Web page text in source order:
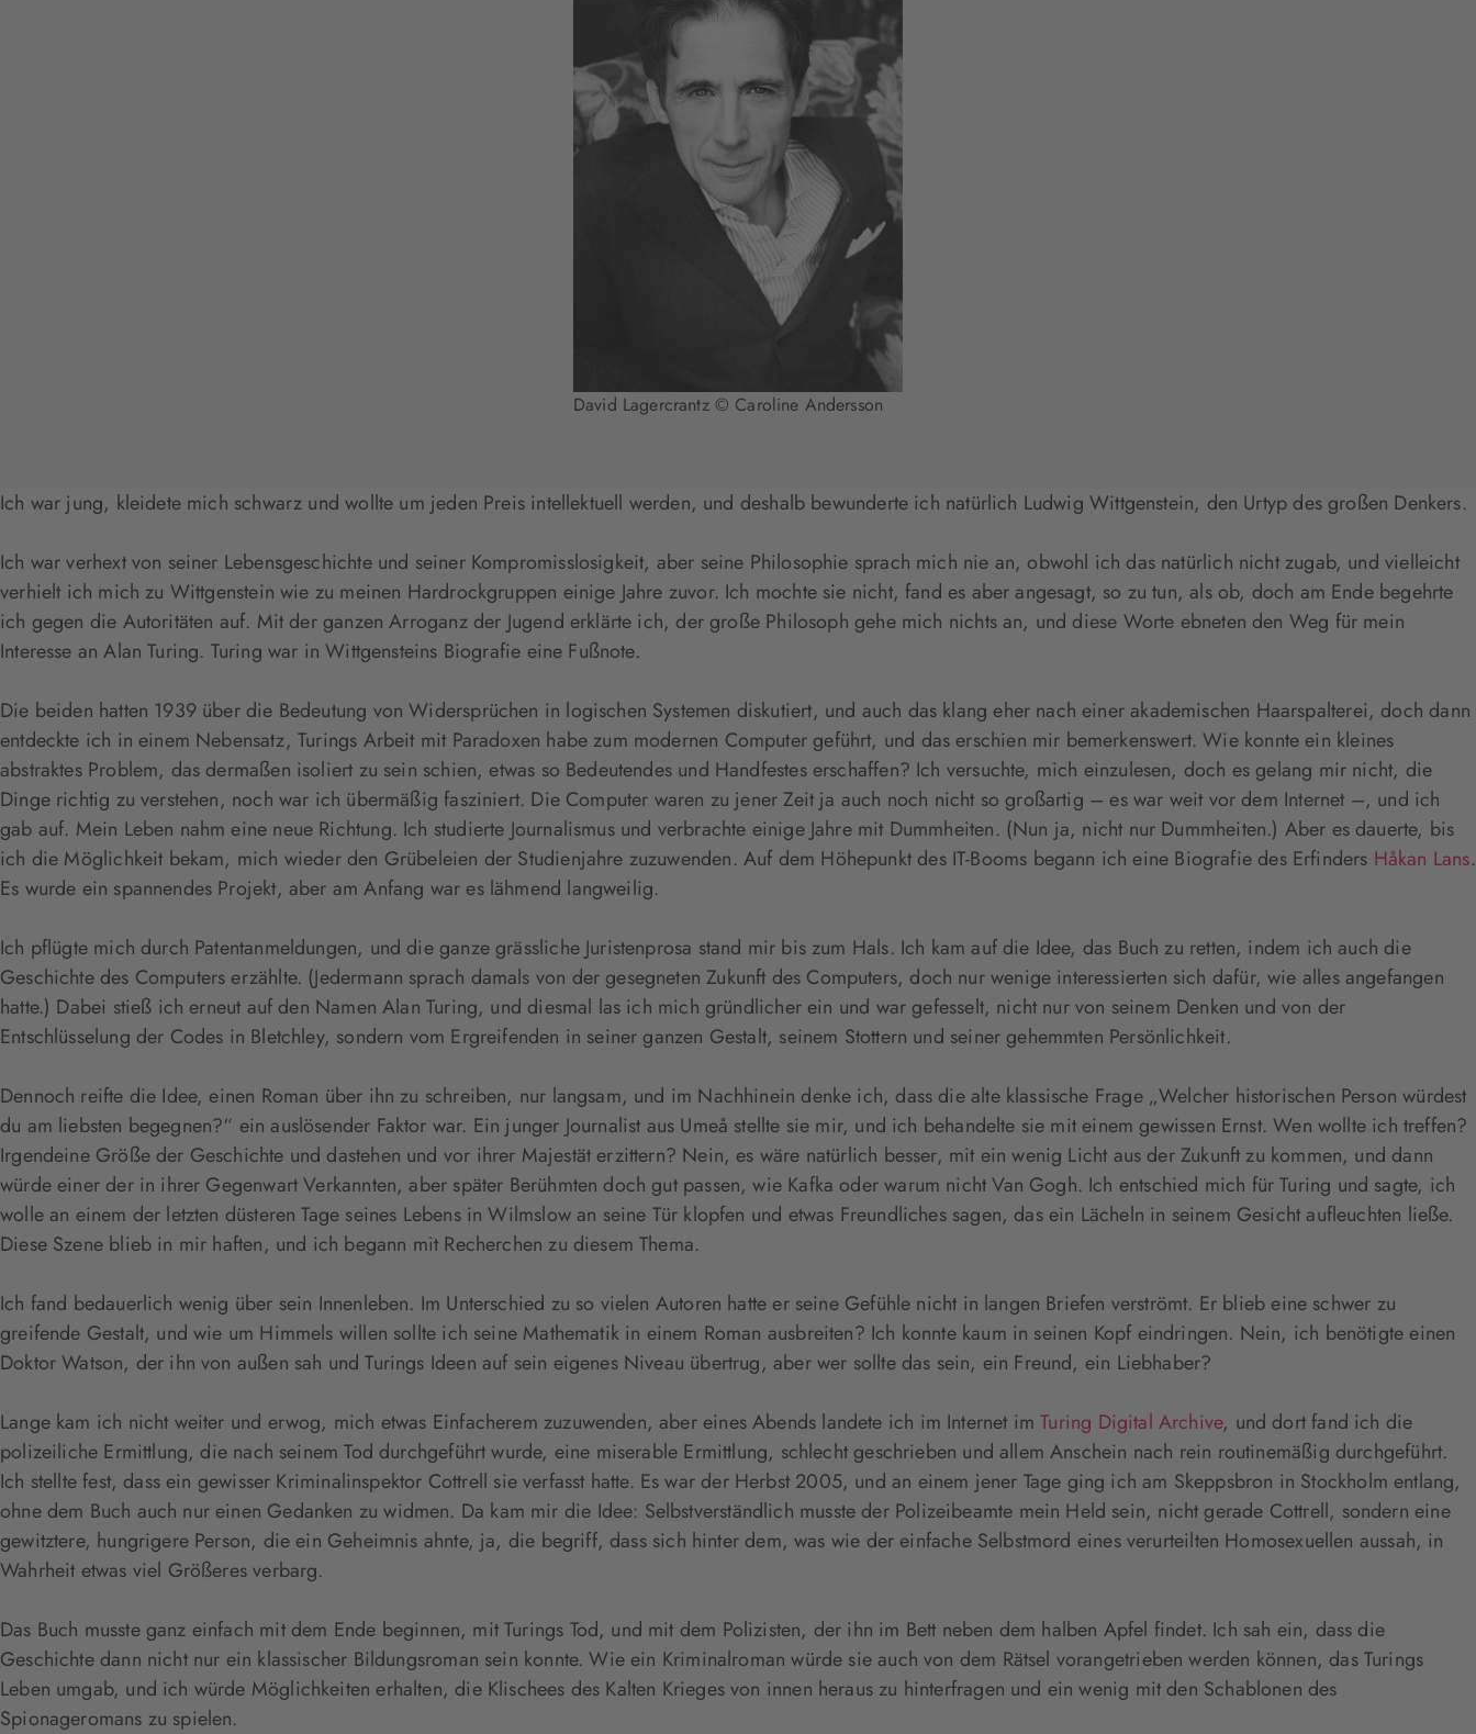
David Lagercrantz © Caroline Andersson
Ich war jung, kleidete mich schwarz und wollte um jeden Preis intellektuell werden, und deshalb bewunderte ich natürlich Ludwig Wittgenstein, den Urtyp des großen Denkers.
Ich war verhext von seiner Lebensgeschichte und seiner Kompromisslosigkeit, aber seine Philosophie sprach mich nie an, obwohl ich das natürlich nicht zugab, und vielleicht
verhielt ich mich zu Wittgenstein wie zu meinen Hardrockgruppen einige Jahre zuvor. Ich mochte sie nicht, fand es aber angesagt, so zu tun, als ob, doch am Ende begehrte
ich gegen die Autoritäten auf. Mit der ganzen Arroganz der Jugend erklärte ich, der große Philosoph gehe mich nichts an, und diese Worte ebneten den Weg für mein
Interesse an Alan Turing. Turing war in Wittgensteins Biografie eine Fußnote.
Die beiden hatten 1939 über die Bedeutung von Widersprüchen in logischen Systemen diskutiert, und auch das klang eher nach einer akademischen Haarspalterei, doch dann
entdeckte ich in einem Nebensatz, Turings Arbeit mit Paradoxen habe zum modernen Computer geführt, und das erschien mir bemerkenswert. Wie konnte ein kleines
abstraktes Problem, das dermaßen isoliert zu sein schien, etwas so Bedeutendes und Handfestes erschaffen? Ich versuchte, mich einzulesen, doch es gelang mir nicht, die
Dinge richtig zu verstehen, noch war ich übermäßig fasziniert. Die Computer waren zu jener Zeit ja auch noch nicht so großartig – es war weit vor dem Internet –, und ich
gab auf. Mein Leben nahm eine neue Richtung. Ich studierte Journalismus und verbrachte einige Jahre mit Dummheiten. (Nun ja, nicht nur Dummheiten.) Aber es dauerte, bis
ich die Möglichkeit bekam, mich wieder den Grübeleien der Studienjahre zuzuwenden. Auf dem Höhepunkt des IT-Booms begann ich eine Biografie des Erfinders Håkan Lans.
Es wurde ein spannendes Projekt, aber am Anfang war es lähmend langweilig.
Ich pflügte mich durch Patentanmeldungen, und die ganze grässliche Juristenprosa stand mir bis zum Hals. Ich kam auf die Idee, das Buch zu retten, indem ich auch die
Geschichte des Computers erzählte. (Jedermann sprach damals von der gesegneten Zukunft des Computers, doch nur wenige interessierten sich dafür, wie alles angefangen
hatte.) Dabei stieß ich erneut auf den Namen Alan Turing, und diesmal las ich mich gründlicher ein und war gefesselt, nicht nur von seinem Denken und von der
Entschlüsselung der Codes in Bletchley, sondern vom Ergreifenden in seiner ganzen Gestalt, seinem Stottern und seiner gehemmten Persönlichkeit.
Dennoch reifte die Idee, einen Roman über ihn zu schreiben, nur langsam, und im Nachhinein denke ich, dass die alte klassische Frage „Welcher historischen Person würdest
du am liebsten begegnen?“ ein auslösender Faktor war. Ein junger Journalist aus Umeå stellte sie mir, und ich behandelte sie mit einem gewissen Ernst. Wen wollte ich treffen?
Irgendeine Größe der Geschichte und dastehen und vor ihrer Majestät erzittern? Nein, es wäre natürlich besser, mit ein wenig Licht aus der Zukunft zu kommen, und dann
würde einer der in ihrer Gegenwart Verkannten, aber später Berühmten doch gut passen, wie Kafka oder warum nicht Van Gogh. Ich entschied mich für Turing und sagte, ich
wolle an einem der letzten düsteren Tage seines Lebens in Wilmslow an seine Tür klopfen und etwas Freundliches sagen, das ein Lächeln in seinem Gesicht aufleuchten ließe.
Diese Szene blieb in mir haften, und ich begann mit Recherchen zu diesem Thema.
Ich fand bedauerlich wenig über sein Innenleben. Im Unterschied zu so vielen Autoren hatte er seine Gefühle nicht in langen Briefen verströmt. Er blieb eine schwer zu
greifende Gestalt, und wie um Himmels willen sollte ich seine Mathematik in einem Roman ausbreiten? Ich konnte kaum in seinen Kopf eindringen. Nein, ich benötigte einen
Doktor Watson, der ihn von außen sah und Turings Ideen auf sein eigenes Niveau übertrug, aber wer sollte das sein, ein Freund, ein Liebhaber?
Lange kam ich nicht weiter und erwog, mich etwas Einfacherem zuzuwenden, aber eines Abends landete ich im Internet imTuring Digital Archive, und dort fand ich die
polizeiliche Ermittlung, die nach seinem Tod durchgeführt wurde, eine miserable Ermittlung, schlecht geschrieben und allem Anschein nach rein routinemäßig durchgeführt.
Ich stellte fest, dass ein gewisser Kriminalinspektor Cottrell sie verfasst hatte. Es war der Herbst 2005, und an einem jener Tage ging ich am Skeppsbron in Stockholm entlang,
ohne dem Buch auch nur einen Gedanken zu widmen. Da kam mir die Idee: Selbstverständlich musste der Polizeibeamte mein Held sein, nicht gerade Cottrell, sondern eine
gewitztere, hungrigere Person, die ein Geheimnis ahnte, ja, die begriff, dass sich hinter dem, was wie der einfache Selbstmord eines verurteilten Homosexuellen aussah, in
Wahrheit etwas viel Größeres verbarg.
Das Buch musste ganz einfach mit dem Ende beginnen, mit Turings Tod, und mit dem Polizisten, der ihn im Bett neben dem halben Apfel findet. Ich sah ein, dass die
Geschichte dann nicht nur ein klassischer Bildungsroman sein konnte. Wie ein Kriminalroman würde sie auch von dem Rätsel vorangetrieben werden können, das Turings
Leben umgab, und ich würde Möglichkeiten erhalten, die Klischees des Kalten Krieges von innen heraus zu hinterfragen und ein wenig mit den Schablonen des
Spionageromans zu spielen.